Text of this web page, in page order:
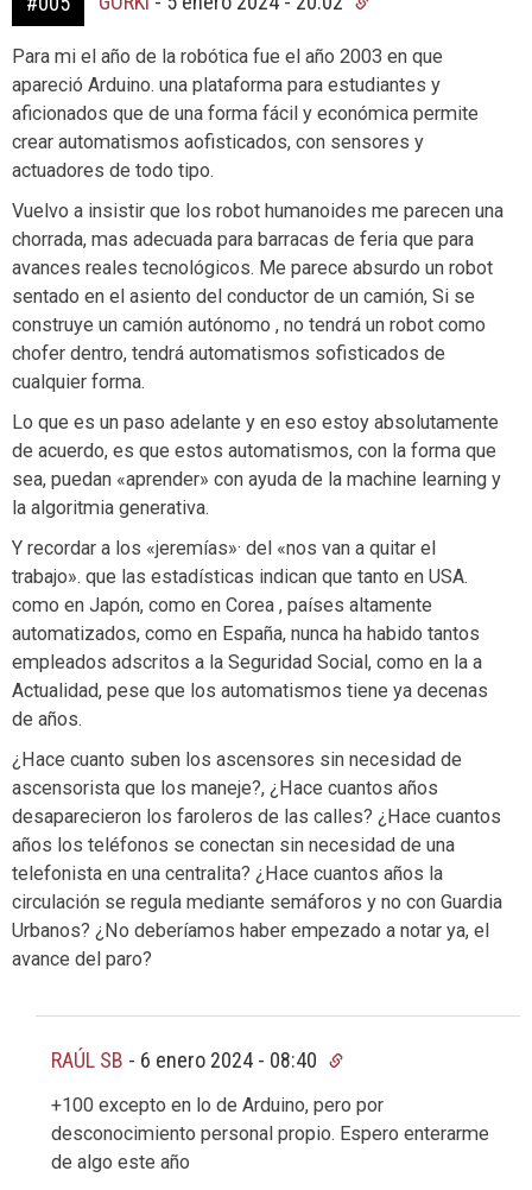
Para mi el año de la robótica fue el año 2003 en que
apareció Arduino. una plataforma para estudiantes y
aficionados que de una forma fácil y económica permite
crear automatismos aofisticados, con sensores y
actuadores de todo tipo.
Vuelvo a insistir que los robot humanoides me parecen una
chorrada, mas adecuada para barracas de feria que para
avances reales tecnológicos. Me parece absurdo un robot
sentado en el asiento del conductor de un camión, Si se
construye un camión autónomo , no tendrá un robot como
chofer dentro, tendrá automatismos sofisticados de
cualquier forma.
Lo que es un paso adelante y en eso estoy absolutamente
de acuerdo, es que estos automatismos, con la forma que
sea, puedan «aprender» con ayuda de la machine learning y
la algoritmia generativa.
Y recordar a los «jeremías»· del «nos van a quitar el
trabajo». que las estadísticas indican que tanto en USA.
como en Japón, como en Corea , países altamente
automatizados, como en España, nunca ha habido tantos
empleados adscritos a la Seguridad Social, como en la a
Actualidad, pese que los automatismos tiene ya decenas
de años.
¿Hace cuanto suben los ascensores sin necesidad de
ascensorista que los maneje?, ¿Hace cuantos años
desaparecieron los faroleros de las calles? ¿Hace cuantos
años los teléfonos se conectan sin necesidad de una
telefonista en una centralita? ¿Hace cuantos años la
circulación se regula mediante semáforos y no con Guardia
Urbanos? ¿No deberíamos haber empezado a notar ya, el
avance del paro?
RAÚL SB - 6 enero 2024 - 08:40
+100 excepto en lo de Arduino, pero por
desconocimiento personal propio. Espero enterarme
de algo este año